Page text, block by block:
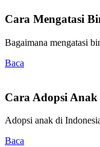
Cara Mengatasi
Bagaimana mengatasi
Baca
Cara Adopsi Anak
Adopsi anak di
Baca